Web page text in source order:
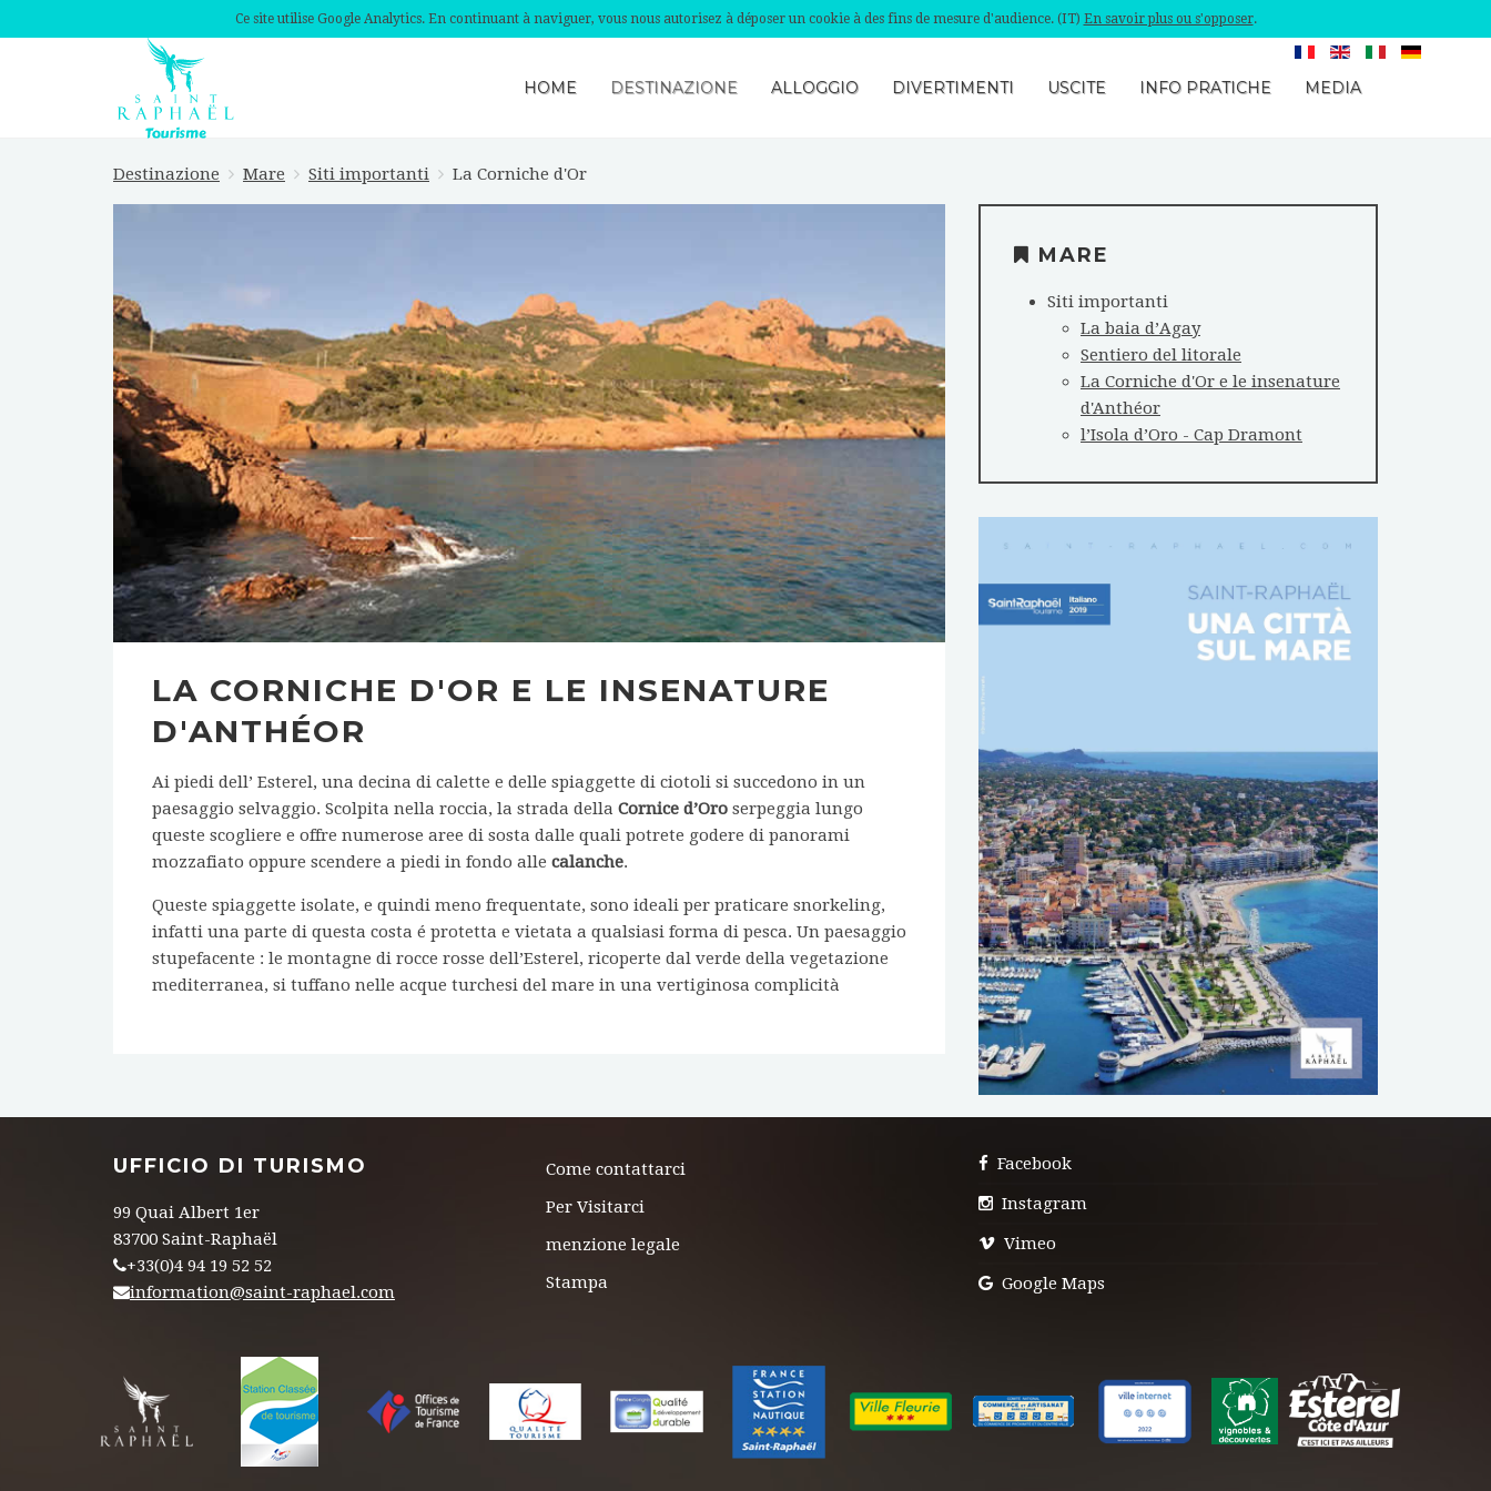
Ce site utilise Google Analytics. En continuant à naviguer, vous nous autorisez à déposer un cookie à des fins de mesure d'audience. (IT) En savoir plus ou s'opposer.
HOME DESTINAZIONE ALLOGGIO DIVERTIMENTI USCITE INFO PRATICHE MEDIA
Destinazione Mare Siti importanti La Corniche d'Or
LA CORNICHE D'OR E LE INSENATURE
D'ANTHÉOR
Ai piedi dell’ Esterel, una decina di calette e delle spiaggette di ciotoli si succedono in un
paesaggio selvaggio. Scolpita nella roccia, la strada della Cornice d’Oro serpeggia lungo
queste scogliere e offre numerose aree di sosta dalle quali potrete godere di panorami
mozzafiato oppure scendere a piedi in fondo alle calanche.
Queste spiaggette isolate, e quindi meno frequentate, sono ideali per praticare snorkeling,
infatti una parte di questa costa é protetta e vietata a qualsiasi forma di pesca. Un paesaggio
stupefacente : le montagne di rocce rosse dell’Esterel, ricoperte dal verde della vegetazione
mediterranea, si tuffano nelle acque turchesi del mare in una vertiginosa complicità
MARE
Siti importanti
La baia d’Agay
Sentiero del litorale
La Corniche d'Or e le insenature
d'Anthéor
l’Isola d’Oro - Cap Dramont
DOWNLOAD
UFFICIO DI TURISMO
99 Quai Albert 1er
83700 Saint-Raphaël
+33(0)4 94 19 52 52
information@saint-raphael.com
Come contattarci
Per Visitarci
menzione legale
Stampa
Facebook
Instagram
Vimeo
Google Maps